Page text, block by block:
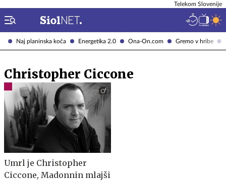
Naj planinska koča Energetika 2.0 Ona-On.com Gremo v hribe
Telekom Slovenije
Christopher Ciccone
Umrl je Christopher
Ciccone, Madonnin mlajši